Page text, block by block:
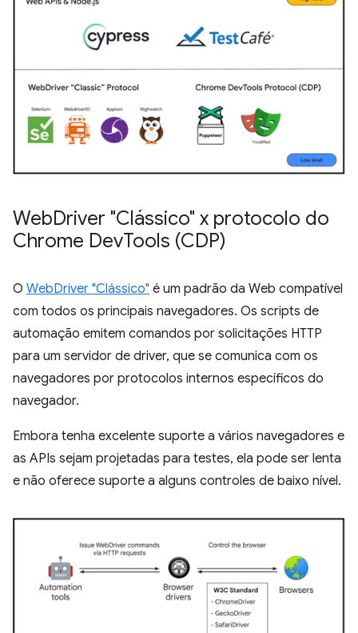
WebDriver "Clássico" x protocolo do
Chrome DevTools (CDP)
O WebDriver "Clássico" é um padrão da Web compatível
com todos os principais navegadores. Os scripts de
automação emitem comandos por solicitações HTTP
para um servidor de driver, que se comunica com os
navegadores por protocolos internos específicos do
navegador.
Embora tenha excelente suporte a vários navegadores e
as APIs sejam projetadas para testes, ela pode ser lenta
e não oferece suporte a alguns controles de baixo nível.